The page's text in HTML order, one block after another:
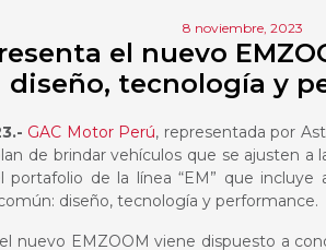
8 noviembre, 2023
el nuevo
diseño, tecnología y
GAC Motor Perú, representada por
de brindar vehículos que se ajusten a
portafolio de la línea “EM” que
diseño, tecnología y performance.
nuevo EMZOOM viene dispuesto a